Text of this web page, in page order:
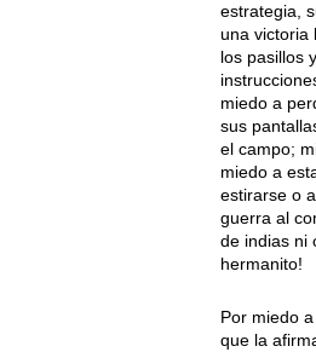
estrategia,
una victoria
los pasillos
miedo a
sus
el campo;
miedo a
estirarse o
guerra al
de indias ni
hermanito!
Por miedo
que la